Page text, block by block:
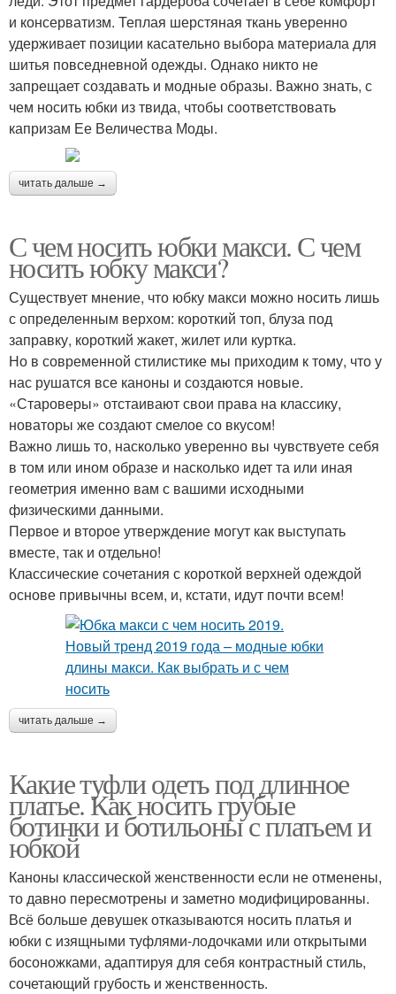
и консерватизм. Теплая шерстяная ткань уверенно
удерживает позиции касательно выбора материала для
шитья повседневной одежды. Однако никто не
запрещает создавать и модные образы. Важно знать, с
чем носить юбки из твида, чтобы соответствовать
капризам Ее Величества Моды.
читать дальше →
С чем носить юбки макси. С чем
носить юбку макси?
Существует мнение, что юбку макси можно носить лишь
с определенным верхом: короткий топ, блуза под
заправку, короткий жакет, жилет или куртка.
Но в современной стилистике мы приходим к тому, что у
нас рушатся все каноны и создаются новые.
«Староверы» отстаивают свои права на классику,
новаторы же создают смелое со вкусом!
Важно лишь то, насколько уверенно вы чувствуете себя
в том или ином образе и насколько идет та или иная
геометрия именно вам с вашими исходными
физическими данными.
Первое и второе утверждение могут как выступать
вместе, так и отдельно!
Классические сочетания с короткой верхней одеждой
основе привычны всем, и, кстати, идут почти всем!
читать дальше →
Какие туфли одеть под длинное
платье. Как носить грубые
ботинки и ботильоны с платьем и
юбкой
Каноны классической женственности если не отменены,
то давно пересмотрены и заметно модифицированны.
Всё больше девушек отказываются носить платья и
юбки с изящными туфлями-лодочками или открытыми
босоножками, адаптируя для себя контрастный стиль,
сочетающий грубость и женственность.